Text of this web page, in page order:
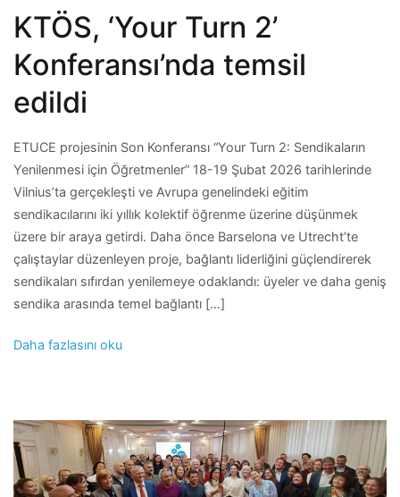
KTÖS, ‘Your Turn 2’
Konferansı’nda temsil
edildi
ETUCE projesinin Son Konferansı “Your Turn 2: Sendikaların
Yenilenmesi için Öğretmenler” 18-19 Şubat 2026 tarihlerinde
Vilnius’ta gerçekleşti ve Avrupa genelindeki eğitim
sendikacılarını iki yıllık kolektif öğrenme üzerine düşünmek
üzere bir araya getirdi. Daha önce Barselona ve Utrecht’te
çalıştaylar düzenleyen proje, bağlantı liderliğini güçlendirerek
sendikaları sıfırdan yenilemeye odaklandı: üyeler ve daha geniş
sendika arasında temel bağlantı […]
Daha fazlasını oku